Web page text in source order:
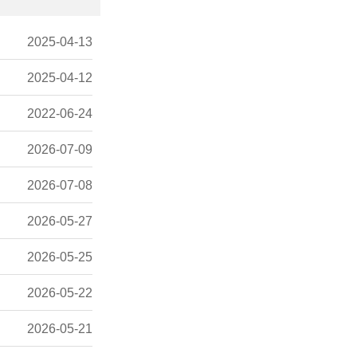
2025-04-13
2025-04-12
2022-06-24
2026-07-09
2026-07-08
2026-05-27
2026-05-25
2026-05-22
2026-05-21